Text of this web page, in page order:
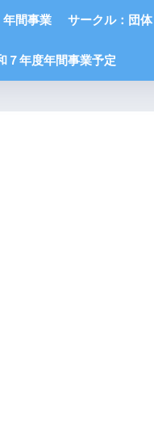
年間事業 サークル：団体
７年度年間事業予定